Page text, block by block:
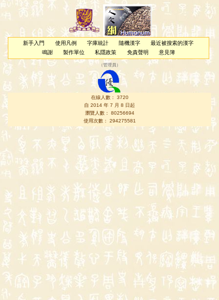
新手入門 使用凡例 字庫統計 隨機漢字
最近被搜索的漢字
鳴謝
製作單位 私隱政策 免責聲明 意見簿
（管理員 ）
在線人數： 3720
自 2014 年 7 月 8 日起
瀏覽人數： 80256694
使用次數： 294275581